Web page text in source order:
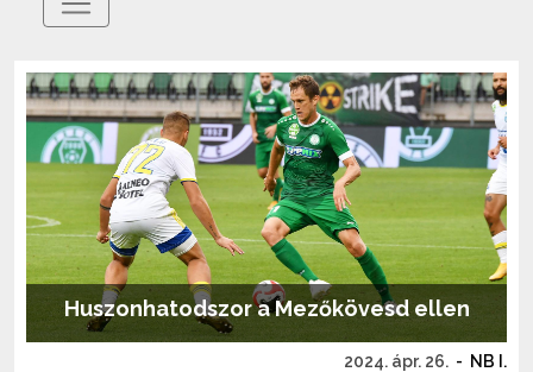
Huszonhatodszor a Mezőkövesd ellen
2024. ápr. 26. - NB I.